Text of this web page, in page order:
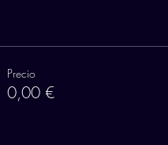
Precio
0,00 €